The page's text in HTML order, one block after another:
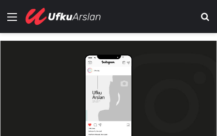
Menü